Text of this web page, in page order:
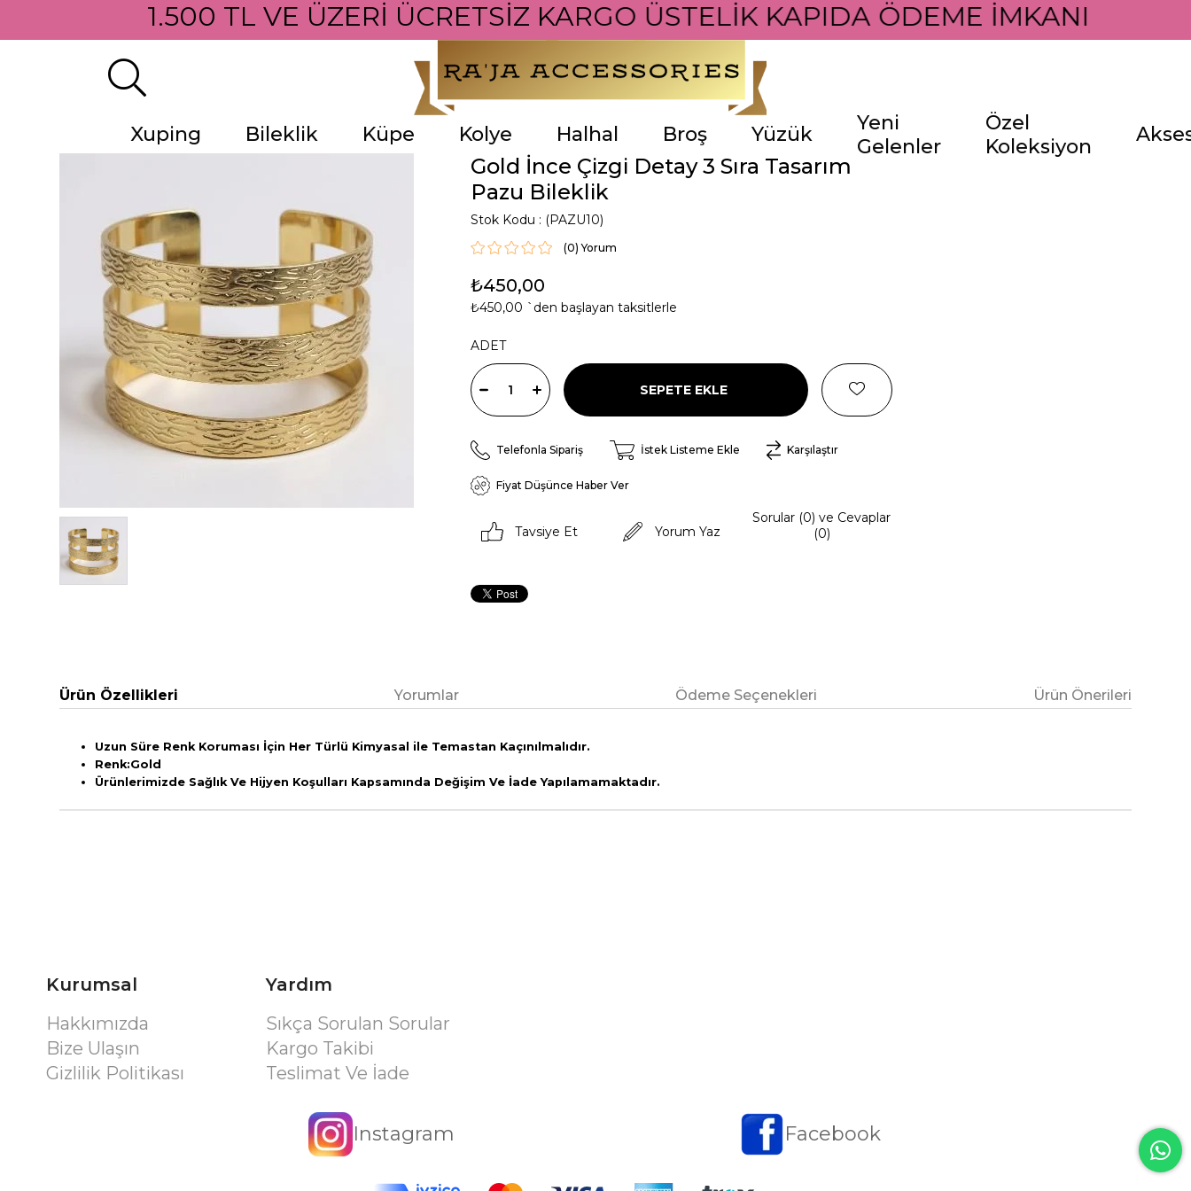
1.500 TL VE ÜZERİ ÜCRETSİZ KARGO ÜSTELİK KAPIDA ÖDEME İMKANI İLE
Xuping Bileklik Küpe Kolye Halhal Broş Yüzük
Yeni
Gelenler
Özel
Koleksiyon
Gold İnce Çizgi Detay 3 Sıra Tasarım
Pazu Bileklik
Stok Kodu (PAZU10)
(0)
₺450,00
₺450,00 `den başlayan taksitlerle
ADET
Telefonla Sipariş İstek Listeme Ekle Karşılaştır
Fiyat Düşünce Haber Ver
Tavsiye Et Yorum Yaz
Sorular (0) ve Cevaplar
(0)
Ürün Özellikleri Yorumlar Ödeme Seçenekleri Ürün Önerileri
Uzun Süre Renk Koruması İçin Her Türlü Kimyasal ile Temastan Kaçınılmalıdır.
Renk:Gold
Ürünlerimizde Sağlık Ve Hijyen Koşulları Kapsamında Değişim Ve İade Yapılamamaktadır.
Kurumsal
Hakkımızda
Bize Ulaşın
Gizlilik Politikası
Yardım
Sıkça Sorulan Sorular
Kargo Takibi
Teslimat Ve İade
Instagram Facebook